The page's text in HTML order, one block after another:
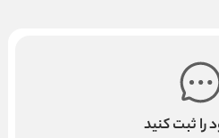
را ثبت کنید